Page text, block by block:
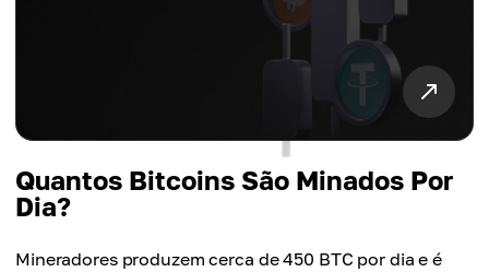
Quantos Bitcoins São Minados Por
Dia?
Mineradores produzem cerca de 450 BTC por dia e é